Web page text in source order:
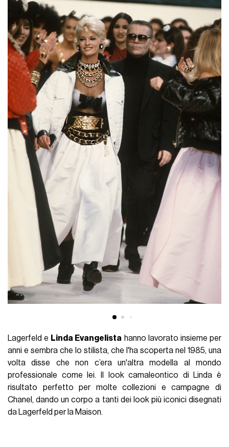
Lagerfeld e Linda Evangelista hanno lavorato insieme per
anni e sembra che lo stilista, che l'ha scoperta nel 1985, una
volta disse che non c’era un'altra modella al mondo
professionale come lei. Il look camaleontico di Linda è
risultato perfetto per molte collezioni e campagne di
Chanel, dando un corpo a tanti dei look più iconici disegnati
da Lagerfeld per la Maison.